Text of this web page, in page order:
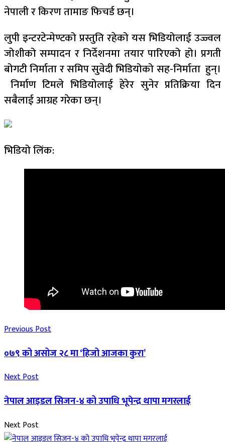
नेपाली र किरण तामाङ फिचर्ड छन्।
लुपी इन्टरटेन्मेण्टको प्रस्तुति रहेको यस भिडियोलाई उज्ज्वल
जोशीको सम्पादन र निर्देशनमा तयार पारिएको हो। प्रगती
बोगटी निर्माता र समिप सुवेदी भिडियोको सह-निर्माता हुन्।
निर्माण टिमले भिडियोलाई हेरेर सुनेर प्रतिक्रिया दिन
सबैलाई आग्रह गरेका छन्।
भिडियो लिंक:
Previous Post
०७९ को असोज २८ मा ‘हिजो आजका कुरा’
Next Post
नेपाल आइडल सिजन-४ को उपाधि भूपेन्द्र थापा मगरलाई
Next Post